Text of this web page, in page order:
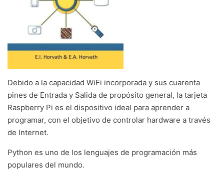
Debido a la capacidad WiFi incorporada y sus cuarenta
pines de Entrada y Salida de propósito general, la tarjeta
Raspberry Pi es el dispositivo ideal para aprender a
programar, con el objetivo de controlar hardware a través
de Internet.
Python es uno de los lenguajes de programación más
populares del mundo.